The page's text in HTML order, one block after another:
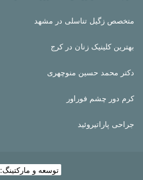
متخصص زگیل تناسلی در مشهد
بهترین کلینیک زنان در کرج
دکتر محمد حسین منوچهری
کرم دور چشم فوراور
جراحی پاراتیروئید
توسعه و مارکتینگ: